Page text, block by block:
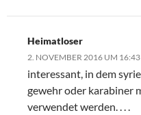
Heimatloser
2. NOVEMBER 2016 UM
interessant, in dem
gewehr oder karabiner
verwendet werden. . . .